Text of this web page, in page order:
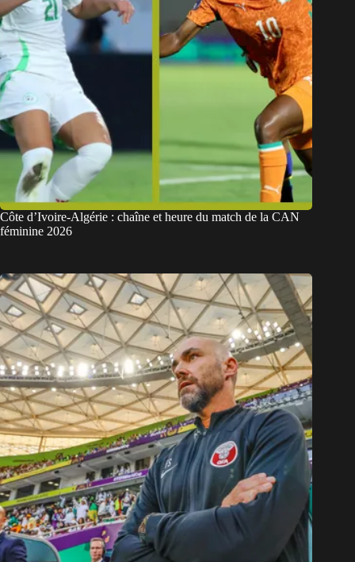
Côte d’Ivoire-Algérie : chaîne et heure du match de la CAN
féminine 2026